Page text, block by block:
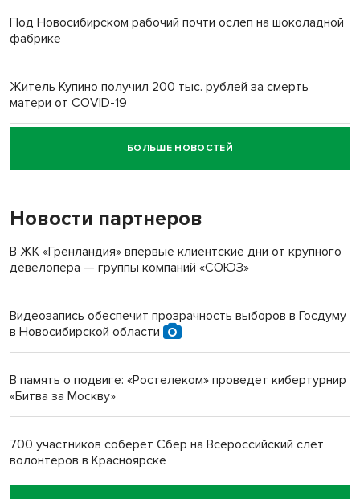
Под Новосибирском рабочий почти ослеп на шоколадной
фабрике
Житель Купино получил 200 тыс. рублей за смерть
матери от COVID-19
Новосибирский суд наказал водителя за смерть
пенсионерки на вокзале
«Мы живём на пастбище!»: в новосибирском селе лошади
терроризируют жителей
Инвалид получил условный срок за избиение врачей
Новосибирский преподаватель с женой вошли в топ-16
Обновлённое отделение ВТБ открылось в Искитиме
БОЛЬШЕ НОВОСТЕЙ
Новости партнеров
В ЖК «Гренландия» впервые клиентские дни от крупного
девелопера — группы компаний «СОЮЗ»
Видеозапись обеспечит прозрачность выборов в Госдуму
в Новосибирской области
В память о подвиге: «Ростелеком» проведет кибертурнир
«Битва за Москву»
700 участников соберёт Сбер на Всероссийский слёт
волонтёров в Красноярске